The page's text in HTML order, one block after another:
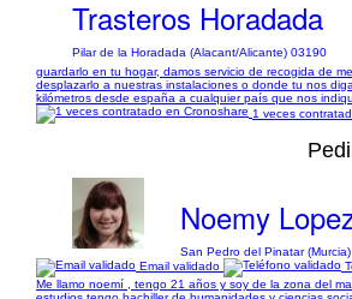
Trasteros Horadada
Pilar de la Horadada (Alacant/Alicante) 03190
guardarlo en tu hogar, damos servicio de recogida de
desplazarlo a nuestras instalaciones o donde tu nos
kilómetros desde españa a cualquier país que nos
1 veces
Noemy
San Pedro del Pinatar
Email validado
Me llamo noemí , tengo 21 años y soy de la zona del